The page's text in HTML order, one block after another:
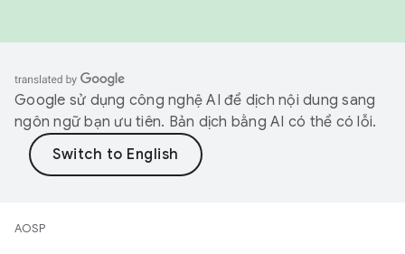
Google sử dụng công nghệ AI để dịch nội dung sang
ngôn ngữ bạn ưu tiên. Bản dịch bằng AI có thể có lỗi.
AOSP